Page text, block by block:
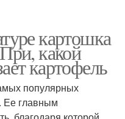
картошка
какой
картофель
популярных
Ее главным